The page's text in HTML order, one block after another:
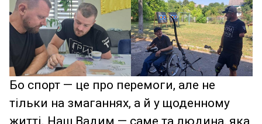
Бо спорт — це про перемоги, але не
тільки на змаганнях, а й у щоденному
житті. Наш Вадим — саме та людина, яка